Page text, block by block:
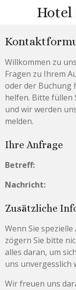
Willkommen zu
Fragen zu Ihrem
oder der Buchung
helfen. Bitte füllen
und wir werden
melden.
Ihre Anfrage
Betreff:
Nachricht:
Zusätzliche
Wenn Sie
zögern Sie bitte
alles daran, um
uns unvergesslich
Wir freuen uns